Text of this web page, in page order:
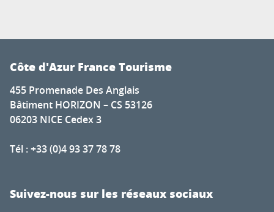
Côte d'Azur France Tourisme
455 Promenade Des Anglais
Bâtiment HORIZON – CS 53126
06203 NICE Cedex 3
Tél : +33 (0)4 93 37 78 78
Suivez-nous sur les réseaux sociaux